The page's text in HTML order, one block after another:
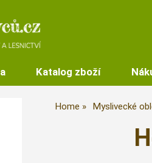
Katalog zboží
Home Myslivecké